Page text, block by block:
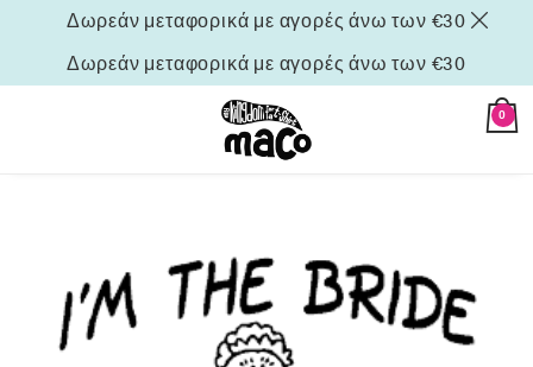
Δωρεάν μεταφορικά με αγορές άνω των €30
Δωρεάν μεταφορικά με αγορές άνω των €30
0